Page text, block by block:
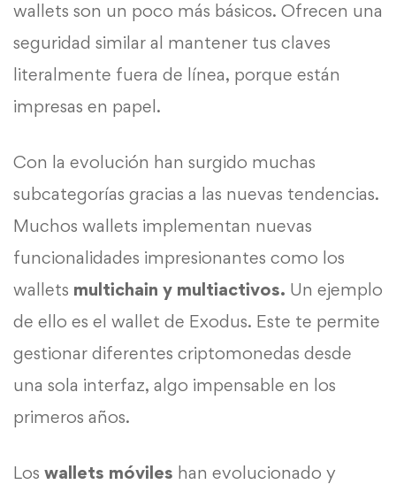
wallets son un poco más básicos. Ofrecen una
seguridad similar al mantener tus claves
literalmente fuera de línea, porque están
impresas en papel.
Con la evolución han surgido muchas
subcategorías gracias a las nuevas tendencias.
Muchos wallets implementan nuevas
funcionalidades impresionantes como los
wallets multichain y multiactivos. Un ejemplo
de ello es el wallet de Exodus. Este te permite
gestionar diferentes criptomonedas desde
una sola interfaz, algo impensable en los
primeros años.
Los wallets móviles han evolucionado y